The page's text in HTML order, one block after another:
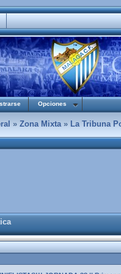
Opciones
» Zona Mixta» La Tribuna